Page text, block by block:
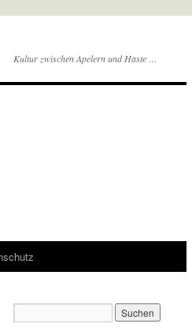
Kultur zwischen Apelern und Haste …